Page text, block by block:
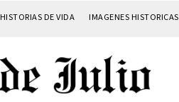
HISTORIAS DE VIDA IMAGENES HISTORICAS